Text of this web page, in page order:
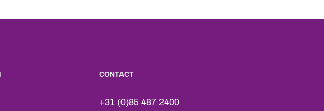
CONTACT
+31 (0)85 487 2400